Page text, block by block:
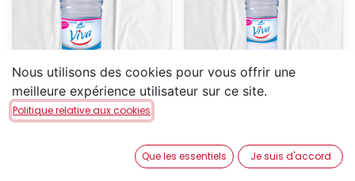
Viva 1,5L
4,40€
2,20€
Nous utilisons des cookies pour vous offrir une
meilleure expérience utilisateur sur ce site.
Politique relative aux cookies
Que les essentiels Je suis d'accord